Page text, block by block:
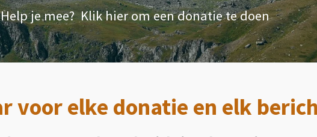
Help je mee? Klik hier om een donatie te doen
voor elke donatie en elk